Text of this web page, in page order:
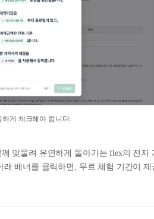
게 체크해야 합니다.
맞물려 유연하게 돌아가는 flex의 전자
래 배너를 클릭하면, 무료 체험 기간이 제